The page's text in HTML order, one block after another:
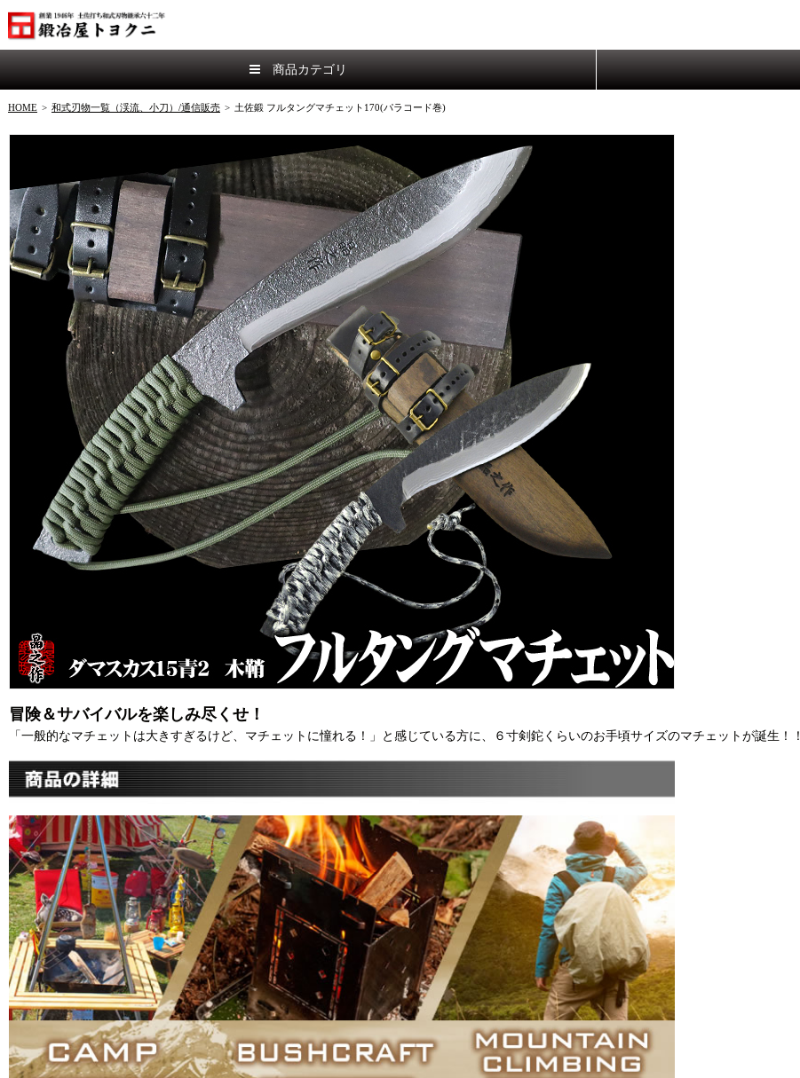
商品カテゴリ
HOME > 和式刃物一覧（渓流、小刀）/通信販売 > 土佐鍛 フルタングマチェット170(パラコード巻)
冒険＆サバイバルを楽しみ尽くせ！
「一般的なマチェットは大きすぎるけど、マチェットに憧れる！」と感じている方に、６寸剣鉈くらいのお手頃サイズのマチェットが誕生！！